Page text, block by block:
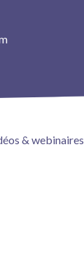
& webinaires